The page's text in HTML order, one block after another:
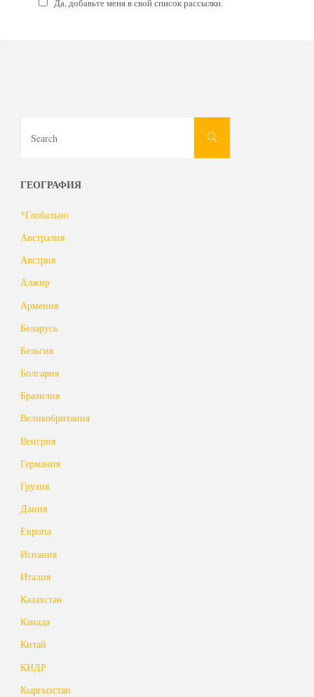
Да, добавьте меня в свой список рассылки.
Search
ГЕОГРАФИЯ
*Глобально
Австралия
Австрия
Алжир
Армения
Беларусь
Бельгия
Болгария
Бразилия
Великобритания
Венгрия
Германия
Грузия
Дания
Европа
Испания
Италия
Казахстан
Канада
Китай
КНДР
Кыргызстан